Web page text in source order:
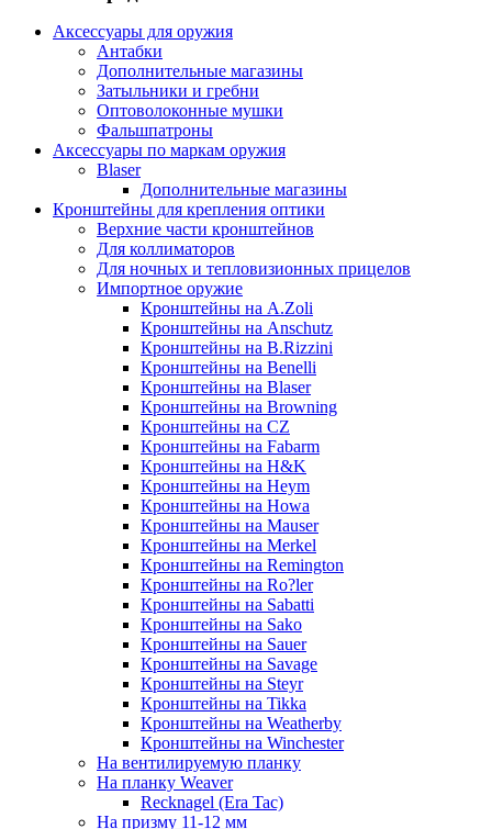
Аксессуары для оружия
Антабки
Дополнительные магазины
Затыльники и гребни
Оптоволоконные мушки
Фальшпатроны
Аксессуары по маркам оружия
Blaser
Дополнительные магазины
Кронштейны для крепления оптики
Верхние части кронштейнов
Для коллиматоров
Для ночных и тепловизионных прицелов
Импортное оружие
Кронштейны на A.Zoli
Кронштейны на Anschutz
Кронштейны на B.Rizzini
Кронштейны на Benelli
Кронштейны на Blaser
Кронштейны на Browning
Кронштейны на CZ
Кронштейны на Fabarm
Кронштейны на H&K
Кронштейны на Heym
Кронштейны на Howa
Кронштейны на Mauser
Кронштейны на Merkel
Кронштейны на Remington
Кронштейны на Ro?ler
Кронштейны на Sabatti
Кронштейны на Sako
Кронштейны на Sauer
Кронштейны на Savage
Кронштейны на Steyr
Кронштейны на Tikka
Кронштейны на Weatherby
Кронштейны на Winchester
На вентилируемую планку
На планку Weaver
Recknagel (Era Tac)
На призму 11-12 мм